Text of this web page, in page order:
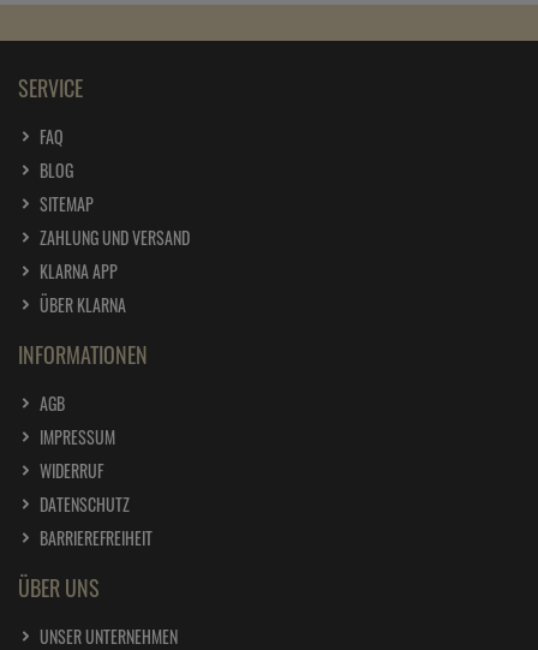
SERVICE
FAQ
BLOG
SITEMAP
ZAHLUNG UND VERSAND
KLARNA APP
ÜBER KLARNA
INFORMATIONEN
AGB
IMPRESSUM
WIDERRUF
DATENSCHUTZ
BARRIEREFREIHEIT
ÜBER UNS
UNSER UNTERNEHMEN